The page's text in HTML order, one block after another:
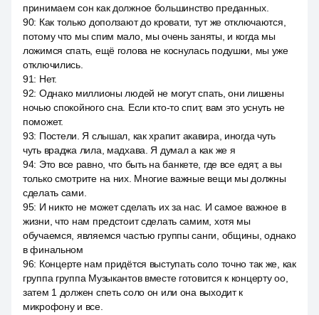
принимаем сон как должное большинство преданных.
90: Как только доползают до кровати, тут же отключаются,
потому что мы спим мало, мы очень заняты, и когда мы
ложимся спать, ещё голова не коснулась подушки, мы уже
отключились.
91: Нет.
92: Однако миллионы людей не могут спать, они лишены
ночью спокойного сна. Если кто-то спит, вам это уснуть не
поможет.
93: Постели. Я слышал, как храпит акавира, иногда чуть
чуть враджа лила, мадхава. Я думал а как же я
94: Это все равно, что быть на банкете, где все едят, а вы
только смотрите на них. Многие важные вещи мы должны
сделать сами.
95: И никто не может сделать их за нас. И самое важное в
жизни, что нам предстоит сделать самим, хотя мы
обучаемся, являемся частью группы санги, общины, однако
в финальном
96: Концерте нам придётся выступать соло точно так же, как
группа группа Музыкантов вместе готовится к концерту оо,
затем 1 должен спеть соло он или она выходит к
микрофону и все.